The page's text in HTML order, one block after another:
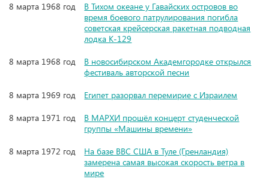
8 марта 1968 год
В Тихом океане у Гавайских островов во
время боевого патрулирования погибла
советская крейсерская ракетная подводная
лодка К-129
8 марта 1968 год
В новосибирском Академгородке открылся
фестиваль авторской песни
8 марта 1969 год
Египет разорвал перемирие с Израилем
8 марта 1971 год
В МАРХИ прошёл концерт студенческой
группы «Машины времени»
8 марта 1972 год
На базе ВВС США в Туле (Гренландия)
замерена самая высокая скорость ветра в
мире